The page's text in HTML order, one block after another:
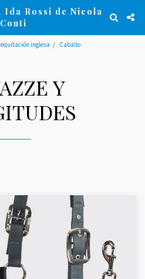
Rossi de Nicola
Conti
equitación inglesa
Caballo
Y